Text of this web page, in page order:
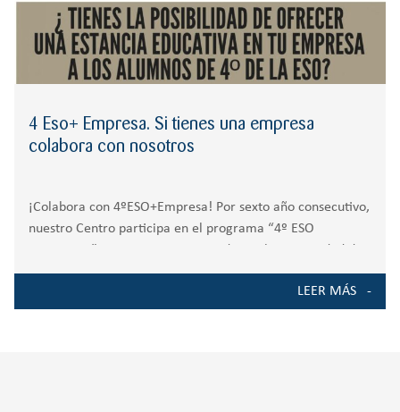
4 Eso+ Empresa. Si tienes una empresa
colabora con nosotros
¡Colabora con 4ºESO+Empresa! Por sexto año consecutivo,
nuestro Centro participa en el programa “4º ESO
Madrid en el que los alumnos de 4º ESO realizan una
LEER MÁS